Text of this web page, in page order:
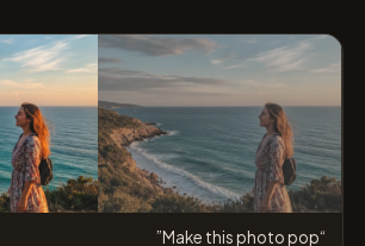
“Make this photo pop”